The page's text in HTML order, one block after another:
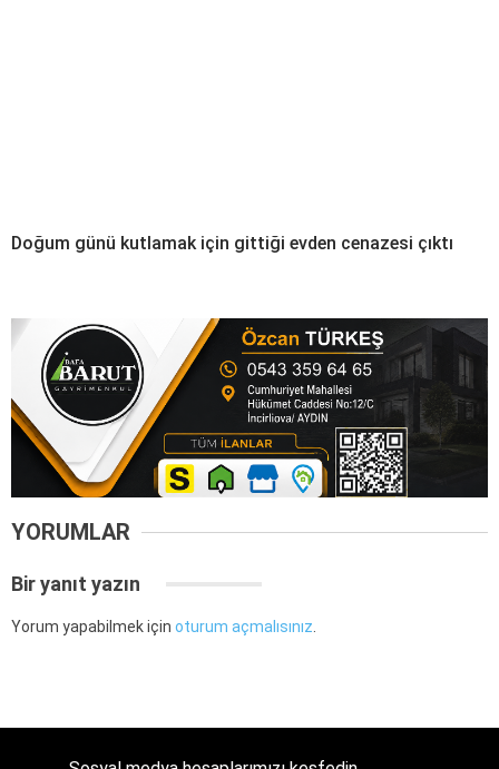
Doğum günü kutlamak için gittiği evden cenazesi çıktı
YORUMLAR
Bir yanıt yazın
Yorum yapabilmek için oturum açmalısınız.